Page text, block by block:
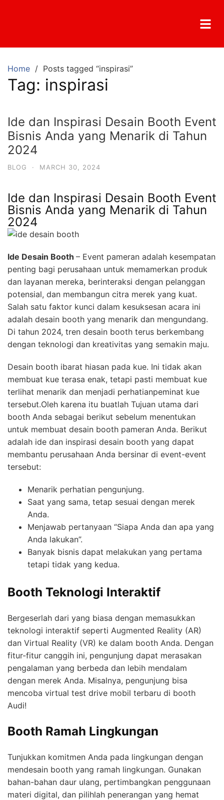
Home Posts tagged “inspirasi”
Tag: inspirasi
Ide dan Inspirasi Desain Booth Event
Bisnis Anda yang Menarik di Tahun
2024
BLOG · MARCH 30, 2024
Ide dan Inspirasi Desain Booth Event
Bisnis Anda yang Menarik di Tahun
2024
Ide Desain Booth – Event pameran adalah kesempatan
penting bagi perusahaan untuk memamerkan produk
dan layanan mereka, berinteraksi dengan pelanggan
potensial, dan membangun citra merek yang kuat.
Salah satu faktor kunci dalam kesuksesan acara ini
adalah desain booth yang menarik dan mengundang.
Di tahun 2024, tren desain booth terus berkembang
dengan teknologi dan kreativitas yang semakin maju.
Desain booth ibarat hiasan pada kue. Ini tidak akan
membuat kue terasa enak, tetapi pasti membuat kue
terlihat menarik dan menjadi perhatianpeminat kue
tersebut.Oleh karena itu buatlah Tujuan utama dari
booth Anda sebagai berikut sebelum menentukan
untuk membuat desain booth pameran Anda. Berikut
adalah ide dan inspirasi desain booth yang dapat
membantu perusahaan Anda bersinar di event-event
tersebut:
Menarik perhatian pengunjung.
Saat yang sama, tetap sesuai dengan merek
Anda.
Menjawab pertanyaan “Siapa Anda dan apa yang
Anda lakukan”.
Banyak bisnis dapat melakukan yang pertama
tetapi tidak yang kedua.
Booth Teknologi Interaktif
Bergeserlah dari yang biasa dengan memasukkan
teknologi interaktif seperti Augmented Reality (AR)
dan Virtual Reality (VR) ke dalam booth Anda. Dengan
fitur-fitur canggih ini, pengunjung dapat merasakan
pengalaman yang berbeda dan lebih mendalam
dengan merek Anda. Misalnya, pengunjung bisa
mencoba virtual test drive mobil terbaru di booth
Audi!
Booth Ramah Lingkungan
Tunjukkan komitmen Anda pada lingkungan dengan
mendesain booth yang ramah lingkungan. Gunakan
bahan-bahan daur ulang, pertimbangkan penggunaan
materi digital, dan pilihlah penerangan yang hemat